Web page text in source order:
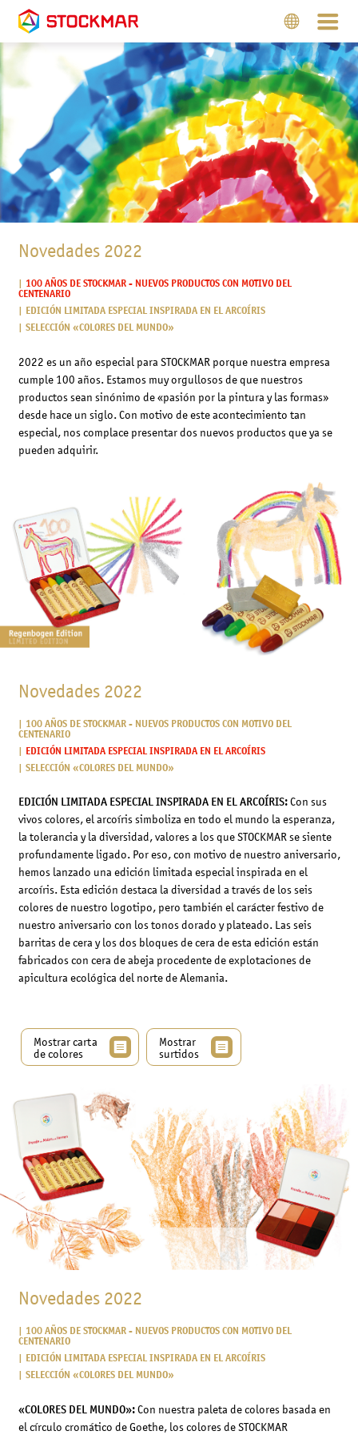
Novedades 2022
100 AÑOS DE STOCKMAR - NUEVOS PRODUCTOS CON MOTIVO DEL
CENTENARIO
EDICIÓN LIMITADA ESPECIAL INSPIRADA EN EL ARCOÍRIS
SELECCIÓN «COLORES DEL MUNDO»
2022 es un año especial para STOCKMAR porque nuestra empresa
cumple 100 años. Estamos muy orgullosos de que nuestros
productos sean sinónimo de «pasión por la pintura y las formas»
desde hace un siglo. Con motivo de este acontecimiento tan
especial, nos complace presentar dos nuevos productos que ya se
pueden adquirir.
Novedades 2022
100 AÑOS DE STOCKMAR - NUEVOS PRODUCTOS CON MOTIVO DEL
CENTENARIO
EDICIÓN LIMITADA ESPECIAL INSPIRADA EN EL ARCOÍRIS
SELECCIÓN «COLORES DEL MUNDO»
EDICIÓN LIMITADA ESPECIAL INSPIRADA EN EL ARCOÍRIS:Con sus
vivos colores, el arcoíris simboliza en todo el mundo la esperanza,
la tolerancia y la diversidad, valores a los que STOCKMAR se siente
profundamente ligado. Por eso, con motivo de nuestro aniversario,
hemos lanzado una edición limitada especial inspirada en el
arcoíris. Esta edición destaca la diversidad a través de los seis
colores de nuestro logotipo, pero también el carácter festivo de
nuestro aniversario con los tonos dorado y plateado. Las seis
barritas de cera y los dos bloques de cera de esta edición están
fabricados con cera de abeja procedente de explotaciones de
apicultura ecológica del norte de Alemania.
Mostrar carta
de colores
Mostrar
surtidos
Novedades 2022
100 AÑOS DE STOCKMAR - NUEVOS PRODUCTOS CON MOTIVO DEL
CENTENARIO
EDICIÓN LIMITADA ESPECIAL INSPIRADA EN EL ARCOÍRIS
SELECCIÓN «COLORES DEL MUNDO»
«COLORES DEL MUNDO»:Con nuestra paleta de colores basada en
el círculo cromático de Goethe, los colores de STOCKMAR